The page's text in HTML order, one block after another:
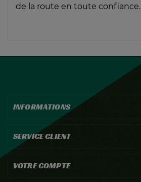
de la route en toute confiance.
INFORMATIONS
SERVICE CLIENT
VOTRE COMPTE